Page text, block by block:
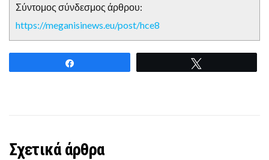
Σύντομος σύνδεσμος άρθρου:
https://meganisinews.eu/post/hce8
Σχετικά άρθρα